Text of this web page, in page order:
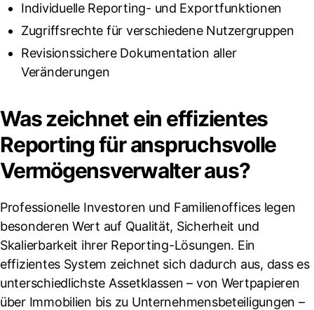
Individuelle Reporting- und Exportfunktionen
Zugriffsrechte für verschiedene Nutzergruppen
Revisionssichere Dokumentation aller
Veränderungen
Was zeichnet ein effizientes
Reporting für anspruchsvolle
Vermögensverwalter aus?
Professionelle Investoren und Familienoffices legen
besonderen Wert auf Qualität, Sicherheit und
Skalierbarkeit ihrer Reporting-Lösungen. Ein
effizientes System zeichnet sich dadurch aus, dass es
unterschiedlichste Assetklassen – von Wertpapieren
über Immobilien bis zu Unternehmensbeteiligungen –